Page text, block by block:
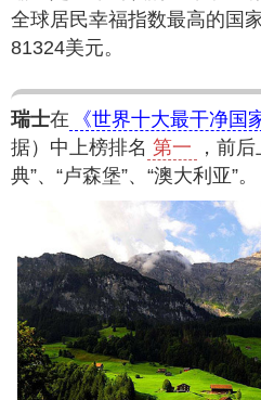
全球居民幸福指数最高的国
81324美元。
瑞士在 《世界十大最干净国
据）中上榜排名 第一
，前
典”、“卢森堡”、“澳大利亚”。